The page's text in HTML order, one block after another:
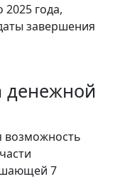
года,
завершения
денежной
возможность
7